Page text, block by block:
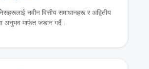
नवीन वित्तीय समाधानहरू र अद्वितीय
अनुभव मार्फत जडान गर्दै।